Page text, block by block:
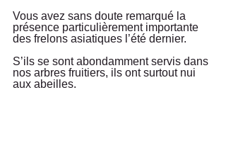
Vous avez sans doute remarqué la
présence particulièrement importante
des frelons asiatiques l’été dernier.
S’ils se sont abondamment servis dans
nos arbres fruitiers, ils ont surtout nui
aux abeilles.